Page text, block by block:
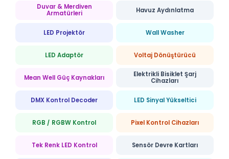
Duvar & Merdiven
Armatürleri
Havuz Aydınlatma
LED Projektör Wall Washer
LED Adaptör Voltaj Dönüştürücü
Mean Well Güç Kaynakları
Elektrikli Bisiklet Şarj
Cihazları
DMX Kontrol Decoder LED Sinyal Yükseltici
RGB / RGBW Kontrol Pixel Kontrol Cihazları
Tek Renk LED Kontrol Sensör Devre Kartları